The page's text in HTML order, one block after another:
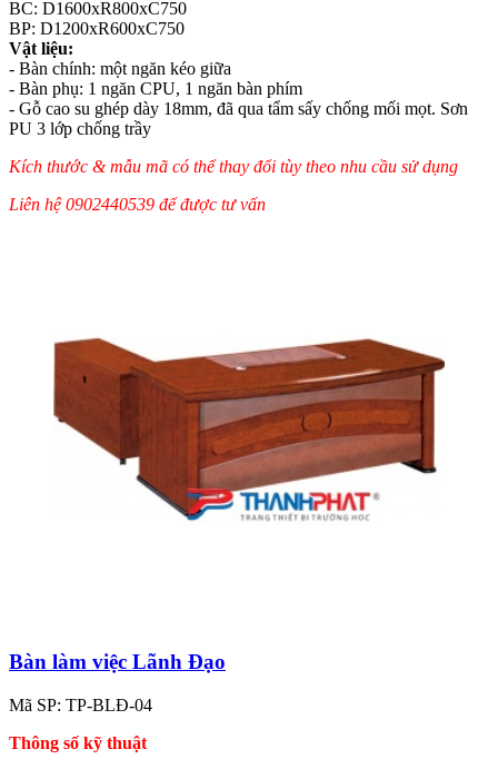
BC: D1600xR800xC750
BP: D1200xR600xC750
Vật liệu:
- Bàn chính: một ngăn kéo giữa
- Bàn phụ: 1 ngăn CPU, 1 ngăn bàn phím
- Gỗ cao su ghép dày 18mm, đã qua tẩm sấy chống mối mọt. Sơn
PU 3 lớp chống trầy
Kích thước & mẫu mã có thể thay đổi tùy theo nhu cầu sử dụng
Liên hệ 0902440539 để được tư vấn
Bàn làm việc Lãnh Đạo
Mã SP: TP-BLĐ-04
Thông số kỹ thuật